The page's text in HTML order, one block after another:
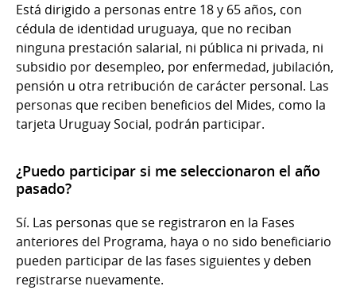
Está dirigido a personas entre 18 y 65 años, con
cédula de identidad uruguaya, que no reciban
ninguna prestación salarial, ni pública ni privada, ni
subsidio por desempleo, por enfermedad, jubilación,
pensión u otra retribución de carácter personal. Las
personas que reciben beneficios del Mides, como la
tarjeta Uruguay Social, podrán participar.
¿Puedo participar si me seleccionaron el año
pasado?
Sí. Las personas que se registraron en la Fases
anteriores del Programa, haya o no sido beneficiario
pueden participar de las fases siguientes y deben
registrarse nuevamente.